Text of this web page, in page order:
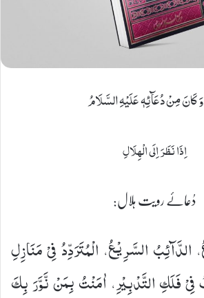
اِذَا نَظَرَ اِلَى الْهِلَالِ
دُعائے رویت ہلال:
الدَّآئِبُ السَّرِیْعُ، الْمُتَرَدِّدُ فِیْ مَنَازِلِ
فِیْ فَلَكِ التَّدْبِیْرِ، اٰمَنْتُ بِمَنْ نَّوَّرَ بِكَ